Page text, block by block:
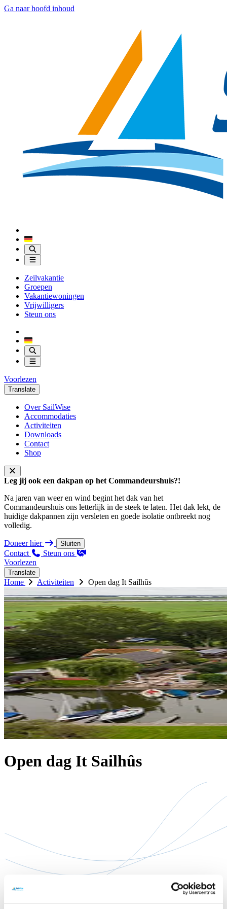
Ga naar hoofd inhoud
Zeilvakantie
Groepen
Vakantiewoningen
Vrijwilligers
Steun ons
Voorlezen
Translate
Over SailWise
Accommodaties
Activiteiten
Downloads
Contact
Shop
Leg jij ook een dakpan op het Commandeurshuis?!
Na jaren van weer en wind begint het dak van het
Commandeurshuis ons letterlijk in de steek te laten. Het dak lekt, de
huidige dakpannen zijn versleten en goede isolatie ontbreekt nog
volledig.
Doneer hier Sluiten
Contact
Steun ons
Voorlezen
Translate
Home Activiteiten Open dag It Sailhûs
Open dag It Sailhûs